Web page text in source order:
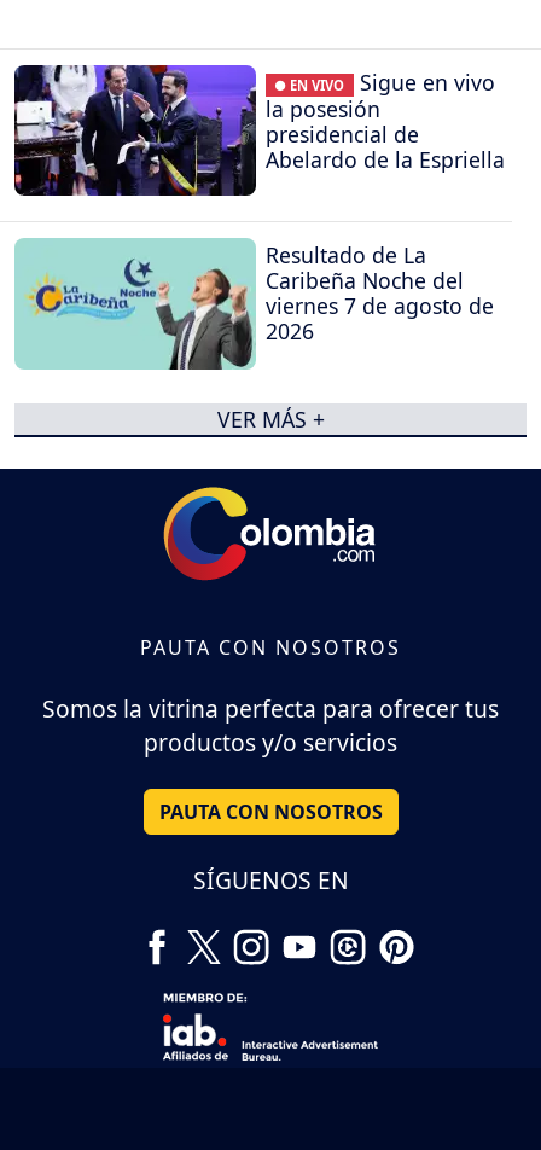
● EN VIVO
Sigue en vivo
la posesión
presidencial de
Abelardo de la Espriella
Resultado de La
Caribeña Noche del
viernes 7 de agosto de
2026
VER MÁS +
PAUTA CON NOSOTROS
Somos la vitrina perfecta para ofrecer tus
productos y/o servicios
PAUTA CON NOSOTROS
SÍGUENOS EN